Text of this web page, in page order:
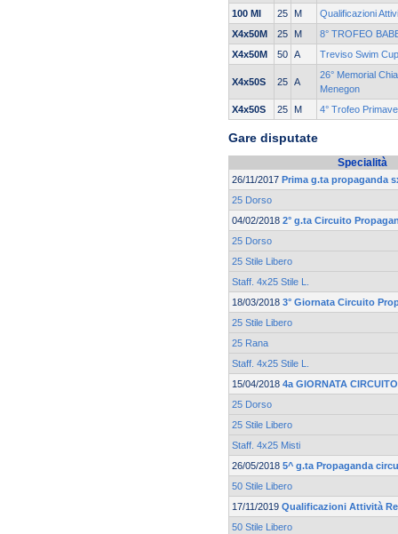
100 MI
25 M
Qualificazioni
X4x50M
25 M
8° TROFEO
X4x50M
50 A Treviso Swim Cup
X4x50S 25 A
26° Memorial
Menegon
X4x50S
25 M 4° Trofeo
Gare disputate
Specialità
26/11/2017 Prima g.ta propaganda
25 Dorso
04/02/2018 2° g.ta Circuito
25 Dorso
25 Stile Libero
Staff. 4x25 Stile L.
18/03/2018 3° Giornata Circuito
25 Stile Libero
25 Rana
Staff. 4x25 Stile L.
15/04/2018 4a GIORNATA
25 Dorso
25 Stile Libero
Staff. 4x25 Misti
26/05/2018 5^ g.ta Propaganda
50 Stile Libero
17/11/2019 Qualificazioni Attività
50 Stile Libero